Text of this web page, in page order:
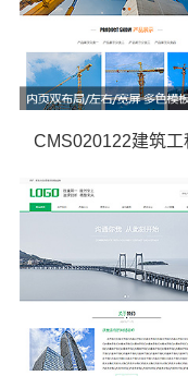
CMS020122建筑工